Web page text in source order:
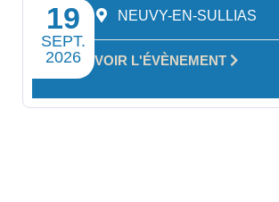
19
SEPT.
2026
NEUVY-EN-SULLIAS
VOIR L'ÉVÈNEMENT